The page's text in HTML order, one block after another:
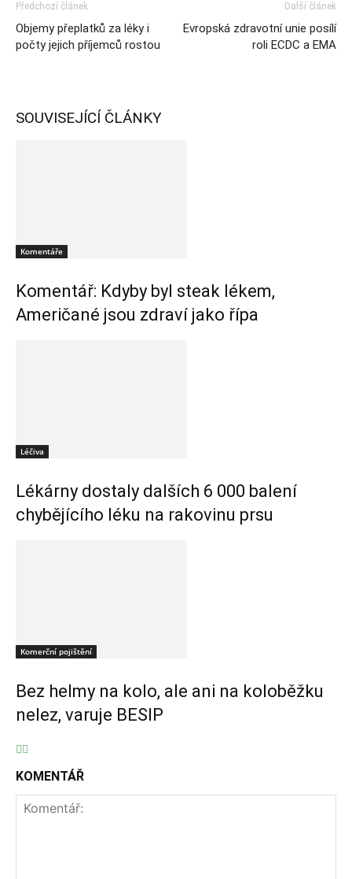
Předchozí článek
Objemy přeplatků za léky i
počty jejich příjemců rostou
Další článek
Evropská zdravotní unie posílí
roli ECDC a EMA
SOUVISEJÍCÍ ČLÁNKY
Komentáře
Komentář: Kdyby byl steak lékem,
Američané jsou zdraví jako řípa
Léčiva
Lékárny dostaly dalších 6 000 balení
chybějícího léku na rakovinu prsu
Komerční pojištění
Bez helmy na kolo, ale ani na koloběžku
nelez, varuje BESIP
KOMENTÁŘ